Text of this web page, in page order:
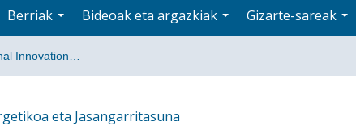
Berriak Bideoak eta argazkiak Gizarte-sareak
Innovation…
eta Jasangarritasuna